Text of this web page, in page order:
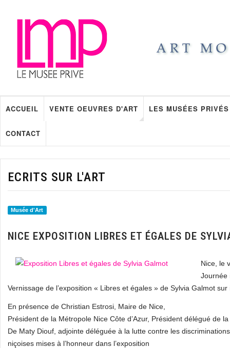
ACCUEIL VENTE OEUVRES D'ART LES MUSÉES PRIVÉS
CONTACT
ECRITS SUR L'ART
Musée d'Art
NICE EXPOSITION LIBRES ET ÉGALES DE
Nice, le
Journée
Vernissage de l’exposition « Libres et égales » de Sylvia Galmot sur
En présence de Christian Estrosi, Maire de Nice,
Président de la Métropole Nice Côte d’Azur, Président délégué de
De Maty Diouf, adjointe déléguée à la lutte contre les
niçoises mises à l’honneur dans l’exposition